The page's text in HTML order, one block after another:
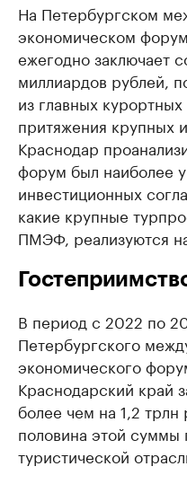
На Петербургском
экономическом
ежегодно заключает
миллиардов рублей,
из главных
притяжения крупных
Краснодар
форум был наиболее
инвестиционных
какие крупные
ПМЭФ, реализуются
В период с 2022 по
Петербургского
экономического
Краснодарский край
более чем на 1,2
половина этой суммы
туристической